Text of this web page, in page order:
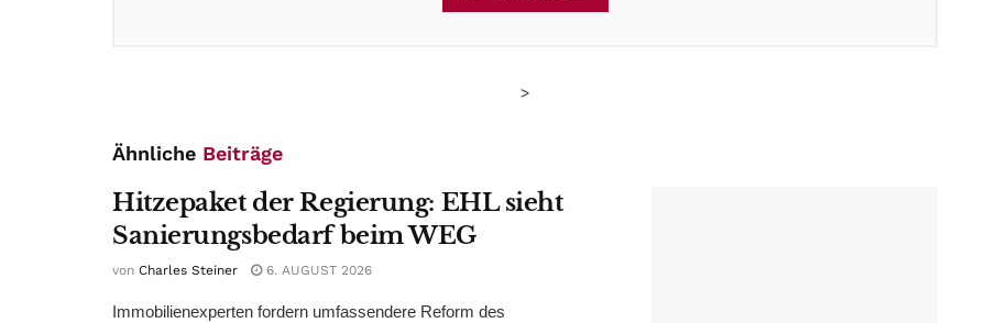
>
Ähnliche Beiträge
Hitzepaket der Regierung: EHL sieht
Sanierungsbedarf beim WEG
von Charles Steiner 6. AUGUST 2026
Immobilienexperten fordern umfassendere Reform des